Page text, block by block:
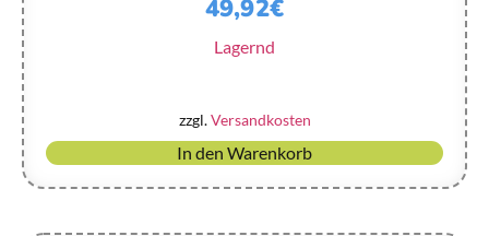
49,92€
Lagernd
zzgl.Versandkosten
In den Warenkorb